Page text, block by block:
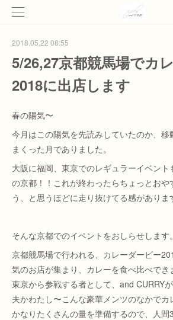
2018.05.22 08:55
5/26,27京都競馬場でカ
2018に出店します
春の陽気〜
今月はこの陽気を先読みしていたのか、移
まくった月でありました。
大阪に福岡、東京でのレギュラーイベント
の京都！！これが終わったらちょっとおや
う、と思うほどに走り抜けてる感がありま
そんな京都でのイベントをおしらせします。
京都競馬場で行われる、カレーダービー
気のお店が集まり、カレーを食べ比べでき
東京から参戦する者として、and CURRY
夫かわたし〜こんな豪華メンツのなかでカ
かなりたくさんの量を準備するので、人間